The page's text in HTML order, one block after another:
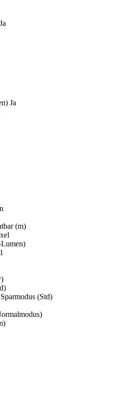
Ja
(m)
(Std)